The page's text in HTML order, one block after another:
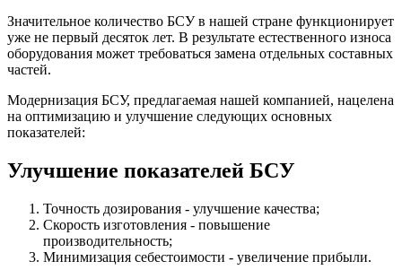
Значительное количество БСУ в нашей стране функционирует
уже не первый десяток лет. В результате естественного износа
оборудования может требоваться замена отдельных составных
частей.
Модернизация БСУ, предлагаемая нашей компанией, нацелена
на оптимизацию и улучшение следующих основных
показателей:
Улучшение показателей БСУ
Точность дозирования - улучшение качества;
Скорость изготовления - повышение
производительность;
Минимизация себестоимости - увеличение прибыли.